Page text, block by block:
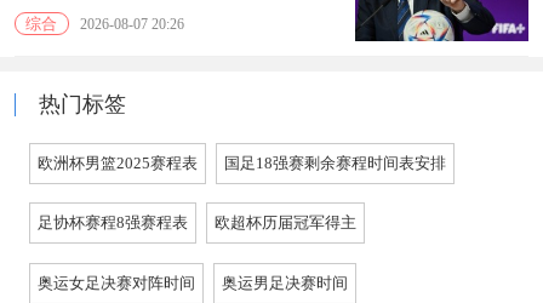
综合 2026-08-07 20:26
热门标签
欧洲杯男篮2025赛程表 国足18强赛剩余赛程时间表安排
足协杯赛程8强赛程表 欧超杯历届冠军得主
奥运女足决赛对阵时间 奥运男足决赛时间